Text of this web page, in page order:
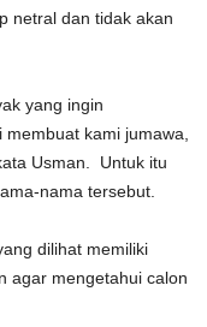
netral dan tidak akan
yang ingin
kami jumawa,
Usman. Untuk itu
nama tersebut.
dilihat memiliki
agar mengetahui calon